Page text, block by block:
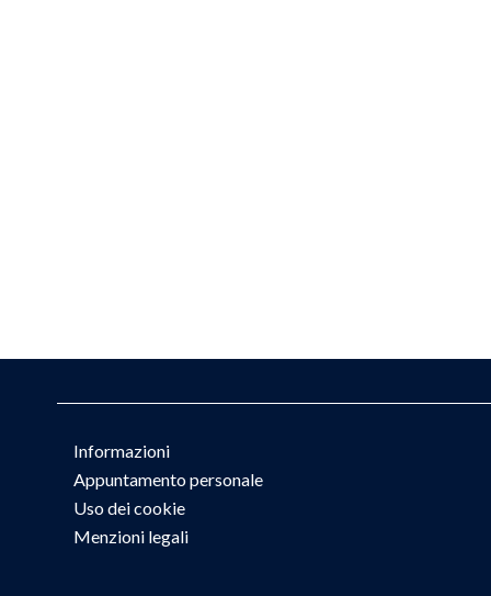
Informazioni
Appuntamento personale
Uso dei cookie
Menzioni legali